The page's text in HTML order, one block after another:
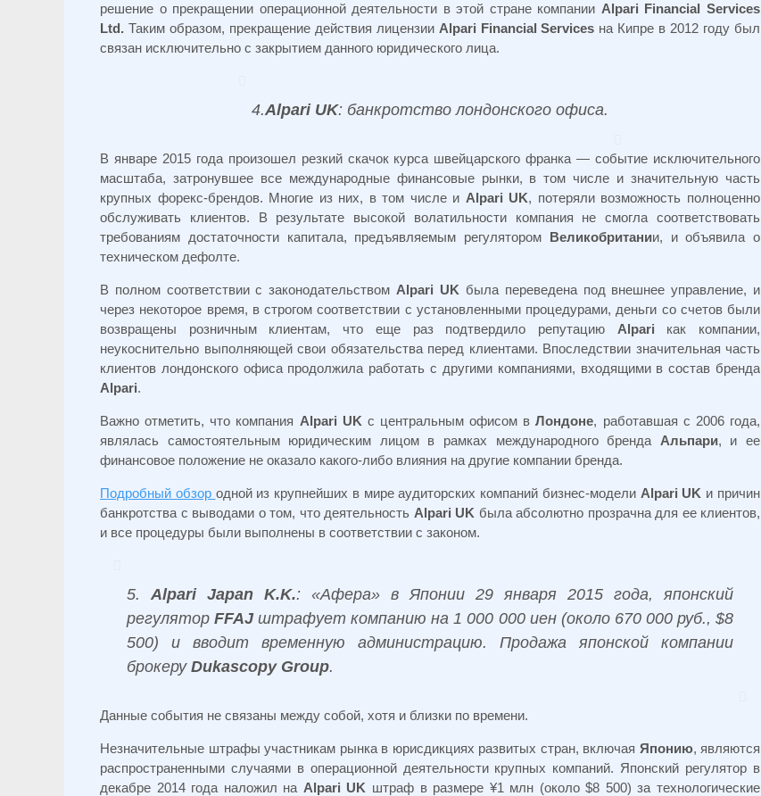
решение о прекращении операционной деятельности в этой стране компании Alpari Financial Services
Ltd. Таким образом, прекращение действия лицензии Alpari Financial Services на Кипре в 2012 году был
связан исключительно с закрытием данного юридического лица.
4.Alpari UK: банкротство лондонского офиса.
В январе 2015 года произошел резкий скачок курса швейцарского франка — событие исключительного
масштаба, затронувшее все международные финансовые рынки, в том числе и значительную часть
крупных форекс-брендов. Многие из них, в том числе и Alpari UK, потеряли возможность полноценно
обслуживать клиентов. В результате высокой волатильности компания не смогла соответствовать
требованиям достаточности капитала, предъявляемым регулятором Великобритании, и объявила о
техническом дефолте.
В полном соответствии с законодательством Alpari UK была переведена под внешнее управление, и
через некоторое время, в строгом соответствии с установленными процедурами, деньги со счетов были
возвращены розничным клиентам, что еще раз подтвердило репутацию Alpari как компании,
неукоснительно выполняющей свои обязательства перед клиентами. Впоследствии значительная часть
клиентов лондонского офиса продолжила работать с другими компаниями, входящими в состав бренда
Alpari.
Важно отметить, что компания Alpаri UK с центральным офисом в Лондоне, работавшая с 2006 года,
являлась самостоятельным юридическим лицом в рамках международного бренда Альпари, и ее
финансовое положение не оказало какого-либо влияния на другие компании бренда.
Подробный обзор одной из крупнейших в мире аудиторских компаний бизнес-модели Alpari UK и причин
банкротства с выводами о том, что деятельность Alpari UK была абсолютно прозрачна для ее клиентов,
и все процедуры были выполнены в соответствии с законом.
5. Alpari Japan K.K.: «Афера» в Японии 29 января 2015 года, японский
регуляторFFAJштрафует компанию на 1 000 000 иен (около 670 000 руб., $8
500) и вводит временную администрацию. Продажа японской компании
брокеру Dukascopy Group.
Данные события не связаны между собой, хотя и близки по времени.
Незначительные штрафы участникам рынка в юрисдикциях развитых стран, включая Японию, являются
распространенными случаями в операционной деятельности крупных компаний. Японский регулятор в
декабре 2014 года наложил на Alpari UK штраф в размере ¥1 млн (около $8 500) за технологические